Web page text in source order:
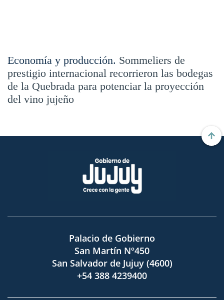
Economía y producción. Sommeliers de
prestigio internacional recorrieron las bodegas
de la Quebrada para potenciar la proyección
del vino jujeño
Palacio de Gobierno
San Martín Nº450
San Salvador de Jujuy (4600)
+54 388 4239400